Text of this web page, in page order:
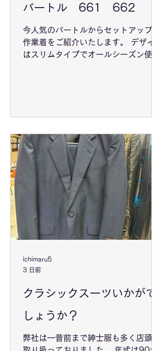
バートル 661 662
今人気のバートルからセットアップの
作業着をご紹介いたします。 デザイン
はスリムタイプでオールシーズン使用
ます。 ぜひ一度ご相談ください。
クラシックスーツいかがで
しょうか？
弊社は一昔前まで紳士服も多く店頭で
ichimaru5
3 日前